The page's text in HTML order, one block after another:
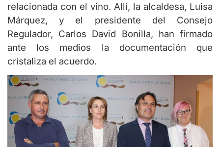
relacionada con el vino. Allí, la alcaldesa, Luisa
Márquez, y el presidente del Consejo
Regulador, Carlos David Bonilla, han firmado
ante los medios la documentación que
cristaliza el acuerdo.